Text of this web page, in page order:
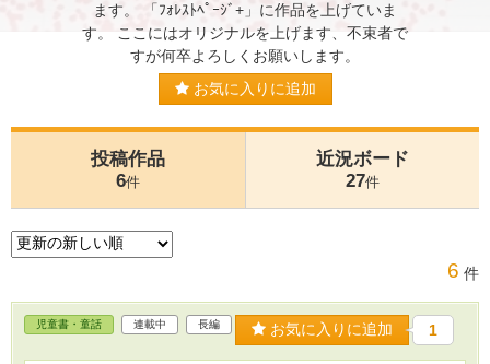
ます。 「ﾌｫﾚｽﾄﾍﾟｰｼﾞ+」に作品を上げていま
す。 ここにはオリジナルを上げます、不束者で
すが何卒よろしくお願いします。
お気に入りに追加
投稿作品
6件
近況ボード
27件
6 件
児童書・童話 連載中 長編 お気に入りに追加 1